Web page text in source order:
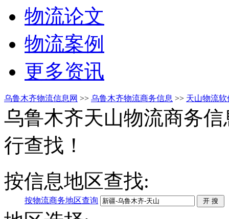
物流论文
物流案例
更多资讯
乌鲁木齐物流信息网 >> 乌鲁木齐物流商务信息 >> 天山物流
乌鲁木齐天山物流商务信
行查找！
按信息地区查找:
按物流商务地区查询